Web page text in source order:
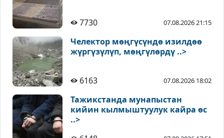
7730 07.08.2026 21:15
Челектор мөңгүсүндө изилдөө
жүргүзүлүп, мөңгүлөрдү ..>
6163 07.08.2026 18:02
Тажикстанда мунапыстан
кийин кылмыштуулук кайра өс
..>